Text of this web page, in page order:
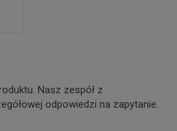
Nasz zespół z
odpowiedzi na zapytanie.